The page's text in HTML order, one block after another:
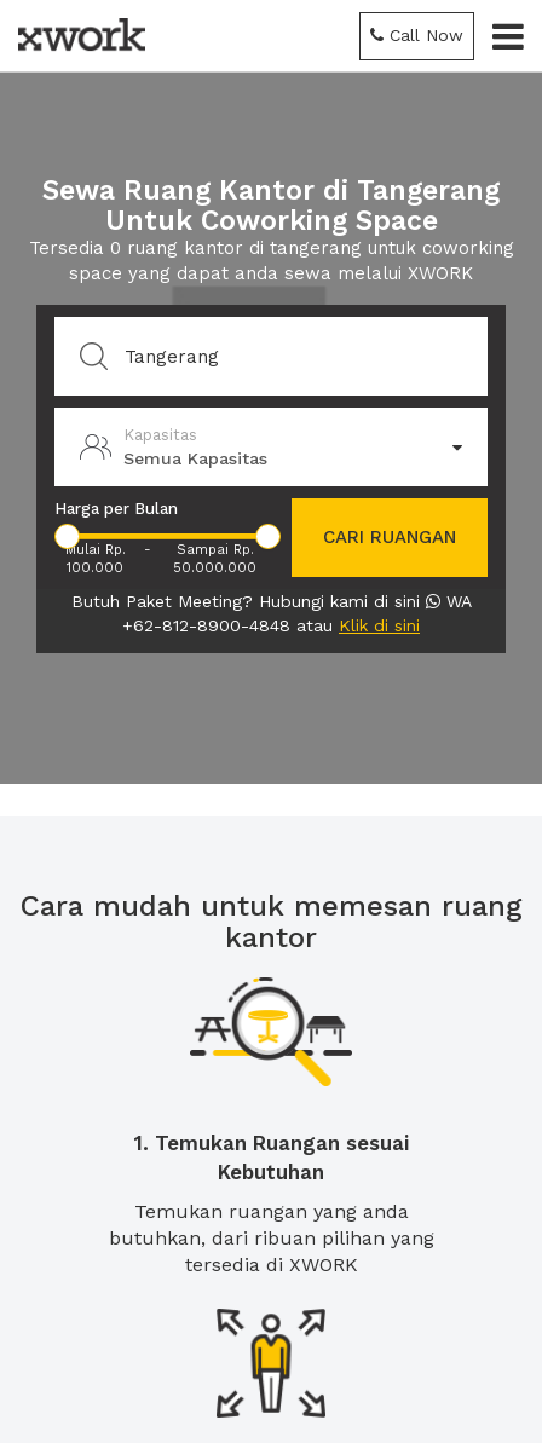
Call Now
Sewa Ruang Kantor di Tangerang
Untuk Coworking Space
Tersedia 0 ruang kantor di tangerang untuk coworking
space yang dapat anda sewa melalui XWORK
Kapasitas
Semua Kapasitas
Harga per Bulan
Mulai Rp.
100.000
-
Sampai Rp.
50.000.000
CARI RUANGAN
Butuh Paket Meeting? Hubungi kami di sini
WA
+62-812-8900-4848 atau Klik di sini
Cara mudah untuk memesan ruang
kantor
1. Temukan Ruangan sesuai
Kebutuhan
Temukan ruangan yang anda
butuhkan, dari ribuan pilihan yang
tersedia di XWORK